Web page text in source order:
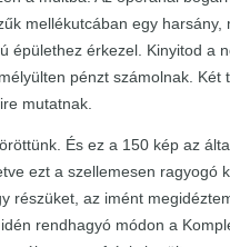
mellékutcában egy
épülethez érkezel. Kinyitod a
pénzt számolnak.
mutatnak.
És ez a 150 kép az
ezt a szellemesen ragyogó
részüket, az imént
rendhagyó módon a